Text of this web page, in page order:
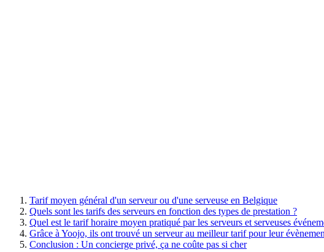
Tarif moyen général d'un serveur ou d'une serveuse en Belgique
Quels sont les tarifs des serveurs en fonction des types de prestation ?
Quel est le tarif horaire moyen pratiqué par les serveurs et serveuses
Grâce à Yoojo, ils ont trouvé un serveur au meilleur tarif pour leur
Conclusion : Un concierge privé, ça ne coûte pas si cher